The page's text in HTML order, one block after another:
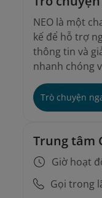
NEO là một
kế để hỗ trợ
thông tin và
nhanh chóng
Trò chuyện
Trung tâm
Giờ hoạt
Gọi trong